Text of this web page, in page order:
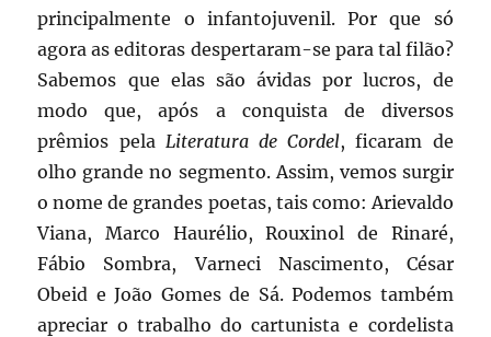
principalmente o infantojuvenil. Por que só
agora as editoras despertaram-se para tal filão?
Sabemos que elas são ávidas por lucros, de
modo que, após a conquista de diversos
prêmios pela Literatura de Cordel, ficaram de
olho grande no segmento. Assim, vemos surgir
o nome de grandes poetas, tais como: Arievaldo
Viana, Marco Haurélio, Rouxinol de Rinaré,
Fábio Sombra, Varneci Nascimento, César
Obeid e João Gomes de Sá. Podemos também
apreciar o trabalho do cartunista e cordelista